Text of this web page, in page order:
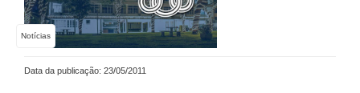
Notícias
Data da publicação: 23/05/2011